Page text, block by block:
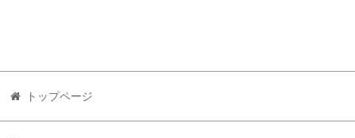
トップページ